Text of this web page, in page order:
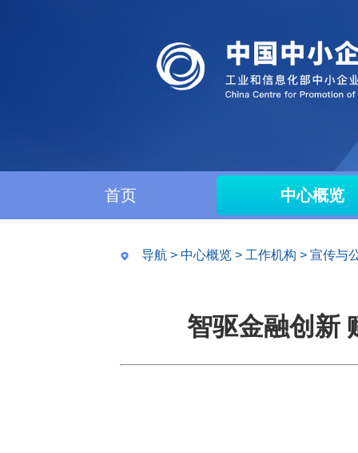
首页 中心概览
导航 > 中心概览 > 工作机构 > 宣传与
智驱金融创新